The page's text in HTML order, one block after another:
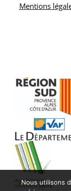
Mentions
Nous utilisons